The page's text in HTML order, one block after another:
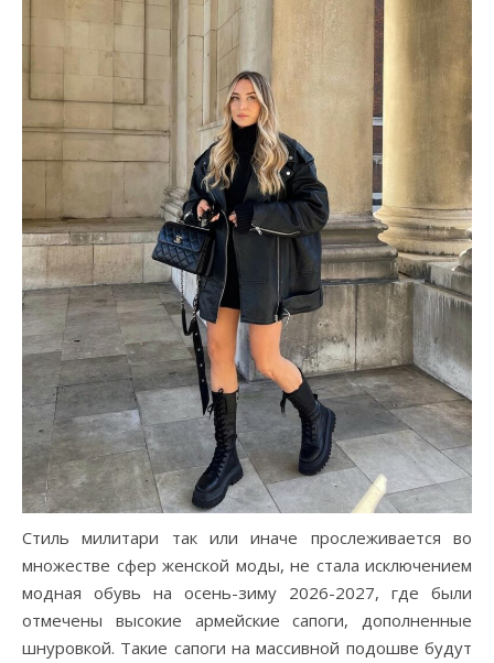
Стиль милитари так или иначе прослеживается во
множестве сфер женской моды, не стала исключением
модная обувь на осень-зиму 2026-2027, где были
отмечены высокие армейские сапоги, дополненные
шнуровкой. Такие сапоги на массивной подошве будут